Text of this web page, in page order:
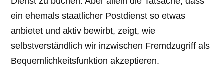
ein ehemals staatlicher Postdienst so etwas
anbietet und aktiv bewirbt, zeigt, wie
selbstverständlich wir inzwischen Fremdzugriff als
Bequemlichkeitsfunktion akzeptieren.